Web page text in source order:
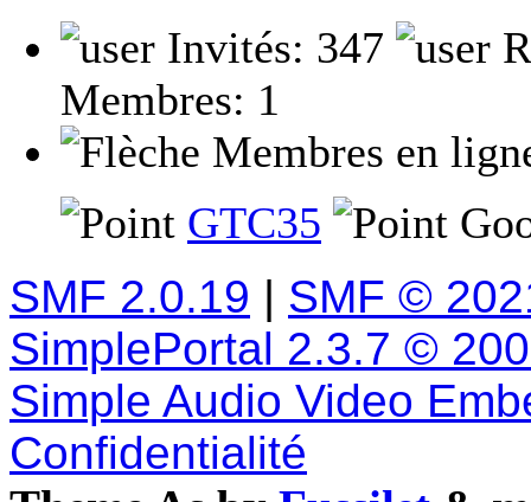
Invités: 347
Membres: 1
Membres en
GTC35
SMF 2.0.19 | SMF ©
SimplePortal 2.3.7 ©
Simple Audio Video
Confidentialité